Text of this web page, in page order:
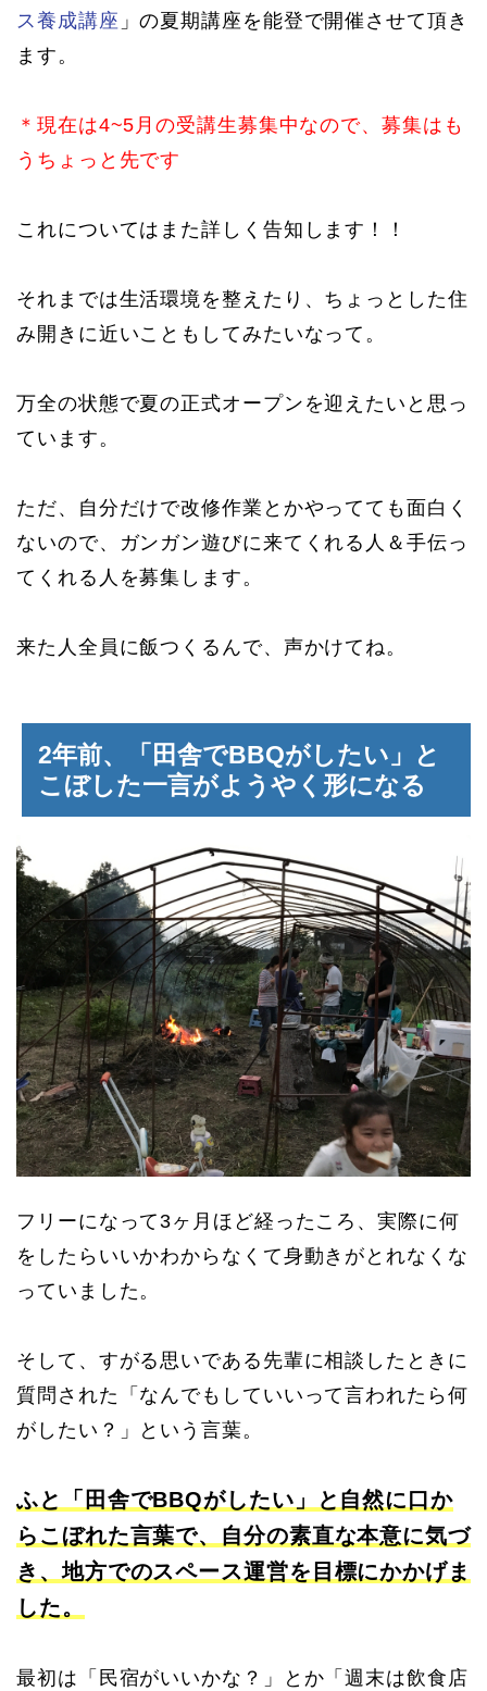
ス養成講座 」の夏期講座を能登で開催させて頂き
ます。
＊現在は4~5月の受講生募集中なので、募集はも
うちょっと先です
これについてはまた詳しく告知します！！
それまでは生活環境を整えたり、ちょっとした住
み開きに近いこともしてみたいなって。
万全の状態で夏の正式オープンを迎えたいと思っ
ています。
ただ、自分だけで改修作業とかやってても面白く
ないので、ガンガン遊びに来てくれる人＆手伝っ
てくれる人を募集します。
来た人全員に飯つくるんで、声かけてね。
2年前、「田舎でBBQがしたい」と
こぼした一言がようやく形になる
フリーになって3ヶ月ほど経ったころ、実際に何
をしたらいいかわからなくて身動きがとれなくな
っていました。
そして、すがる思いである先輩に相談したときに
質問された「なんでもしていいって言われたら何
がしたい？」という言葉。
ふと「田舎でBBQがしたい」と自然に口か
らこぼれた言葉で、自分の素直な本意に気づ
き、地方でのスペース運営を目標にかかげま
した。
最初は「民宿がいいかな？」とか「週末は飲食店